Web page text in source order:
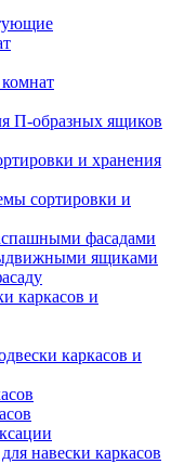
П-образных ящиков
и хранения
сортировки и
фасадами
ящиками
каркасов и
каркасов и
навески каркасов